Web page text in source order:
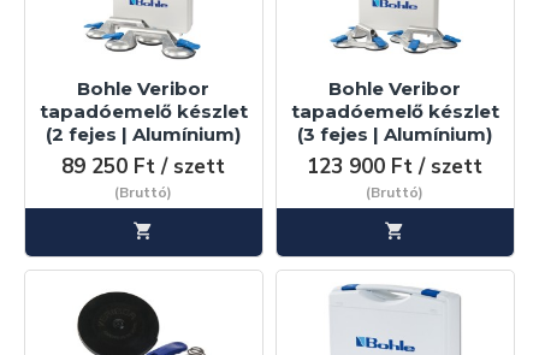
Bohle Veribor
tapadóemelő készlet
(2 fejes | Alumínium)
89 250 Ft / szett
(Bruttó)
Bohle Veribor
tapadóemelő készlet
(3 fejes | Alumínium)
123 900 Ft / szett
(Bruttó)